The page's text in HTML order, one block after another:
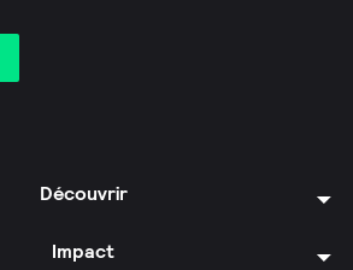
Découvrir
Impact